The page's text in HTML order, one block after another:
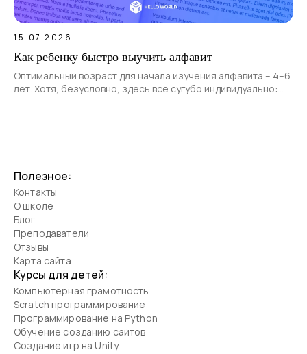
15.07.2026
Как ребенку быстро выучить алфавит
Оптимальный возраст для начала изучения алфавита – 4–6
лет. Хотя, безусловно, здесь всё сугубо индивидуально:
Полезное:
Контакты
О школе
Блог
Преподаватели
Отзывы
Карта сайта
Курсы для детей:
Компьютерная грамотность
Scratch программирование
Программирование на Python
Обучение созданию сайтов
Создание игр на Unity